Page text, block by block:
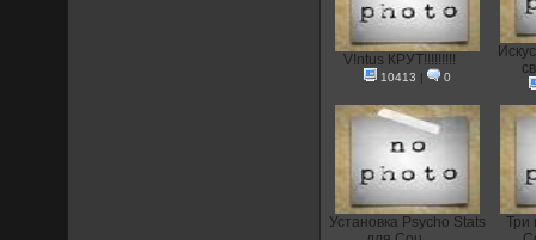
V!ntus КРУТ!!!!!!!!!
10413 | 0
Установка Psycho Stats
Три